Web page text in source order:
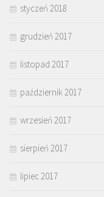
styczeń 2018
grudzień 2017
listopad 2017
październik 2017
wrzesień 2017
sierpień 2017
lipiec 2017